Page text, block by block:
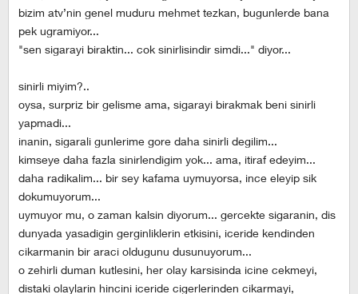
bizim atv’nin genel muduru mehmet tezkan, bugunlerde bana
pek ugramiyor...
"sen sigarayi biraktin... cok sinirlisindir simdi..." diyor...
sinirli miyim?..
oysa, surpriz bir gelisme ama, sigarayi birakmak beni sinirli
yapmadi...
inanin, sigarali gunlerime gore daha sinirli degilim...
kimseye daha fazla sinirlendigim yok... ama, itiraf edeyim...
daha radikalim... bir sey kafama uymuyorsa, ince eleyip sik
dokumuyorum...
uymuyor mu, o zaman kalsin diyorum... gercekte sigaranin, dis
dunyada yasadigin gerginliklerin etkisini, iceride kendinden
cikarmanin bir araci oldugunu dusunuyorum...
o zehirli duman kutlesini, her olay karsisinda icine cekmeyi,
distaki olaylarin hincini iceride cigerlerinden cikarmayi,